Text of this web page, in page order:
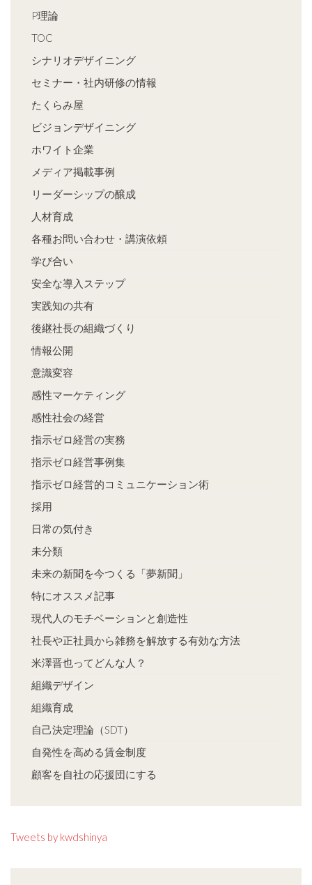
P理論
TOC
シナリオデザイニング
セミナー・社内研修の情報
たくらみ屋
ビジョンデザイニング
ホワイト企業
メディア掲載事例
リーダーシップの醸成
人材育成
各種お問い合わせ・講演依頼
学び合い
安全な導入ステップ
実践知の共有
後継社長の組織づくり
情報公開
意識変容
感性マーケティング
感性社会の経営
指示ゼロ経営の実務
指示ゼロ経営事例集
指示ゼロ経営的コミュニケーション術
採用
日常の気付き
未分類
未来の新聞を今つくる「夢新聞」
特にオススメ記事
現代人のモチベーションと創造性
社長や正社員から雑務を解放する有効な方法
米澤晋也ってどんな人？
組織デザイン
組織育成
自己決定理論（SDT）
自発性を高める賃金制度
顧客を自社の応援団にする
Tweets by kwdshinya